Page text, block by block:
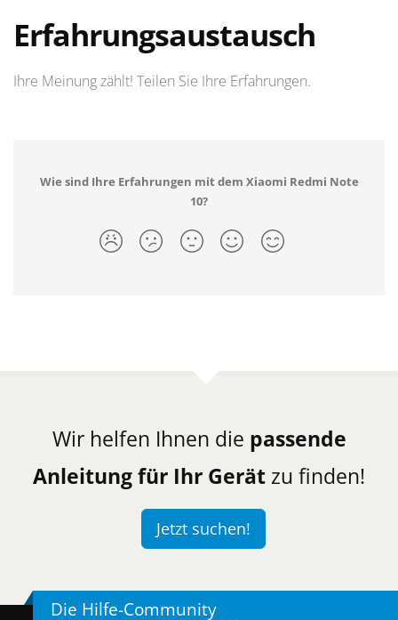
Erfahrungsaustausch
Ihre Meinung zählt! Teilen Sie Ihre Erfahrungen.
Wie sind Ihre Erfahrungen mit dem Xiaomi Redmi Note
10?
Wir helfen Ihnen die passende
Anleitung für Ihr Gerät zu finden!
Jetzt suchen!
Die Hilfe-Community